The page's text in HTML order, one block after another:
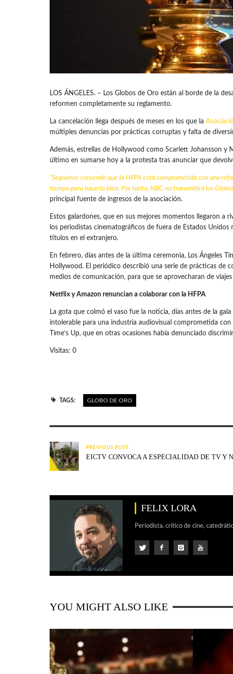
LOS ÁNGELES. – Los Globos de Oro están al borde de la
reformen completamente su reglamento.
La cancelación llega después de meses en los que la
múltiples denuncias por prácticas corruptas y falta de
Además, estrellas de Hollywood como Scarlett Johansson y
último en sumarse hoy a la protesta tras anunciar que
“Seguimos creyendo que la HFPA está comprometida con una
tiempo para hacerlo bien. Por tanto, NBC no transmitirá los
principal fuente de ingresos de la asociación.
Estos galardones, que en sus mejores momentos llegaron a
los periodistas cinematográficos de fuera de Estados
títulos en el extranjero.
En febrero, días antes de la última ceremonia, Los Ángeles
Hollywood. El periódico describió una serie de prácticas de
medios de comunicación, para que se aprovecharan de
Netflix y Amazon renuncian a colaborar con la HFPA
La gota que colmó el vaso fue la noticia, días antes de la
intolerable para una industria audiovisual comprometida con
Time’s Up, que en otras ocasiones había denunciado
Visitas: 0
TAGS: GLOBO DE ORO
PREVIOUS POST
EICTV CONVOCA A ESPECIALIDAD DE TV Y
FELIX LORA
Periodista, crítico de cine,
YOU MIGHT ALSO LIKE